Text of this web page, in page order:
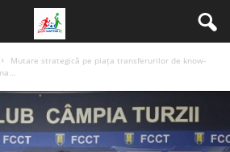
Mutare strategică pe piața transferurilor de know-